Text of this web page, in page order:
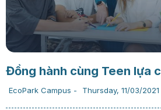
Đồng hành cùng Teen lựa
EcoPark Campus - Thursday, 11/03/2021